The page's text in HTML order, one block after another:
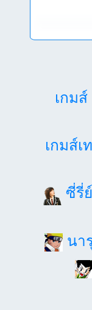
เกมส์
เกมส์เ
ซี่รี่
นา